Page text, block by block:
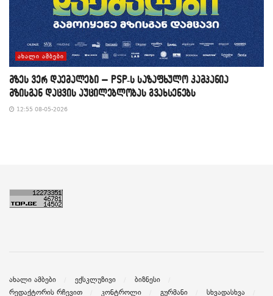
ᲐᲮᲐᲚᲘ ᲐᲛᲑᲔᲑᲘ
მზეს ვერ დაემალები – PSP-ს საზაფხულო კამპანია
მზისგან დაცვის აუცილებლობას გვახსენებს
12:55 08-05-2026
ახალი ამბები ექსკლუზივი
ბიზნესი
რედაქტორის რჩევით
კონტროლი გურმანი სხვადასხვა